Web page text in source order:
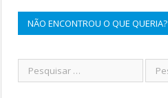
NÃO ENCONTROU O QUE QUERIA?